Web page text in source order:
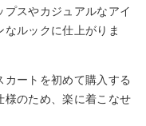
スやカジュアルなアイ
ルックに仕上がりま
カートを初めて購入する
様のため、楽に着こなせ